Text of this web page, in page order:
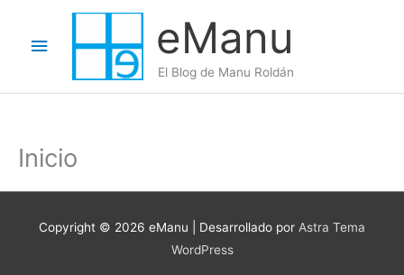
contenido
eManu
El Blog de Manu Roldán
Menú
principal
Inicio
Copyright © 2026 eManu | Desarrollado por Astra Tema
WordPress